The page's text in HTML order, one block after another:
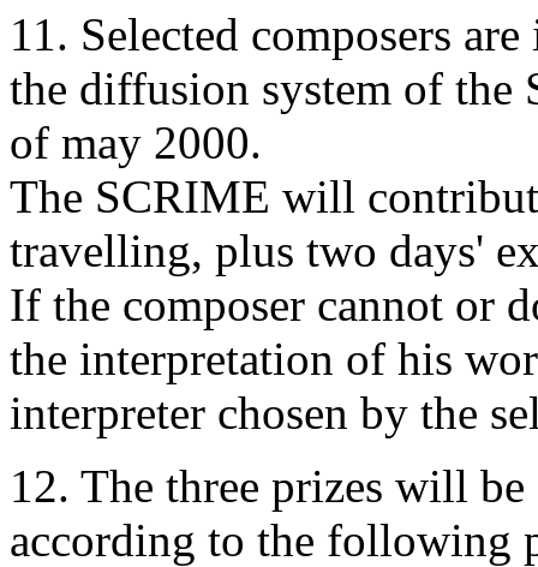
11. Selected composers
the diffusion system of the
of may 2000.
The SCRIME will
travelling, plus two days'
If the composer cannot or
the interpretation of his
interpreter chosen by the
12. The three prizes will
according to the following